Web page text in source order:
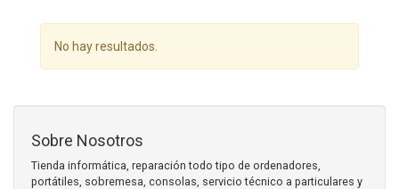
No hay resultados.
Sobre Nosotros
Tienda informática, reparación todo tipo de ordenadores,
portátiles, sobremesa, consolas, servicio técnico a particulares y